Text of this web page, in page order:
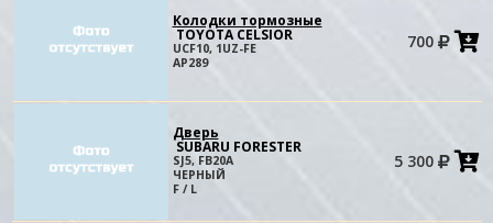
Колодки тормозные
TOYOTA CELSIOR
UCF10, 1UZ-FE
AP289
700
Дверь
SUBARU FORESTER
SJ5, FB20A
ЧЕРНЫЙ
F / L
5 300